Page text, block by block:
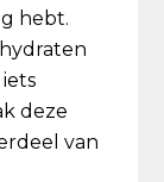
hebt.
deze
van